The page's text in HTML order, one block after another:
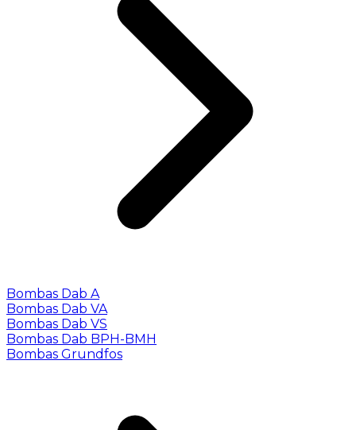
Bombas Dab A
Bombas Dab VA
Bombas Dab VS
Bombas Dab BPH-BMH
Bombas Grundfos